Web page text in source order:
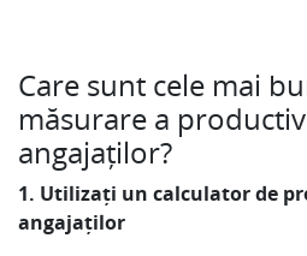
Care sunt cele mai
măsurare a
angajaților?
1. Utilizați un calculator de
angajaților